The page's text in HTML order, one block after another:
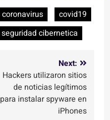
coronavirus
covid19
seguridad cibernetica
Next:
Hackers utilizaron sitios
de noticias legítimos
para instalar spyware en
iPhones